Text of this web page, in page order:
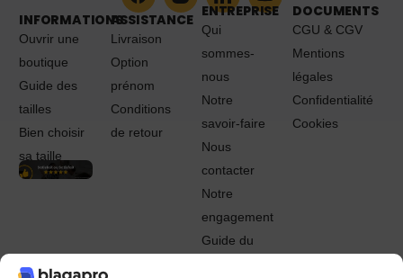
INFORMATIONS
Ouvrir une
boutique
Guide des
tailles
Bien choisir
sa taille
ASSISTANCE
Livraison
Option
prénom
Conditions
de retour
ENTREPRISE
Qui
sommes-
nous
Notre
savoir-faire
Nous
contacter
Notre
engagement
Guide du
DOCUMENTS
CGU & CGV
Mentions
légales
Confidentialité
Cookies